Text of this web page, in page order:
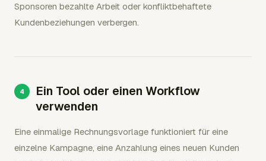
Sponsoren bezahlte Arbeit oder konfliktbehaftete
Kundenbeziehungen verbergen.
Ein Tool oder einen Workflow
verwenden
Eine einmalige Rechnungsvorlage funktioniert für eine
einzelne Kampagne, eine Anzahlung eines neuen Kunden